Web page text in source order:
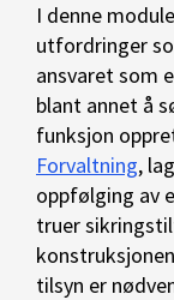
I denne
utfordringer
ansvaret som
blant annet å
funksjon
Forvaltning,
oppfølging av
truer
tilsyn er